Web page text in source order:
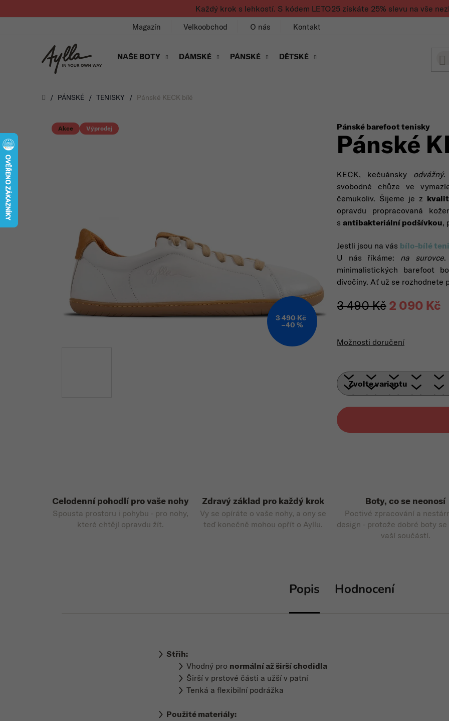
Každý krok s lehkostí. S kódem LETO25 získáte 25% slevu na vše
Magazín Velkoobchod O nás Kontakt
NAŠE BOTY DÁMSKÉ PÁNSKÉ DĚTSKÉ
Úvod
/ PÁNSKÉ / TENISKY / Pánské KECK bílé
Pánské barefoot tenisky
Pánské
KECK, kečuánsky odvážný.
svobodné chůze ve
čemukoliv. Šijeme je z
opravdu propracovaná
s antibakteriální podšívkou,
Jestli jsou na vás bílo-bílé
U nás říkáme: na surovce.
minimalistických barefoot
divočiny. Ať už se rozhodnete
3 490 Kč 2 090 Kč
Možnosti doručení
Akce Výprodej
3 490 Kč
–40 %
Celodenní pohodlí pro vaše nohy
Spousta prostoru i pohybu - pro nohy,
které chtějí opravdu žít.
Zdravý základ pro každý krok
Vy se opíráte o vaše nohy, a ony se
teď konečně mohou opřít o Ayllu.
Boty, co se neonosí
Poctivé zpracování a
design - protože dobré boty
vaší součástí.
Popis Hodnocení
Střih:
Vhodný pro normální až širší chodidla
Širší v prstové části a užší v patní
Tenká a flexibilní podrážka
Použité materiály: